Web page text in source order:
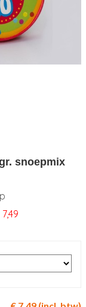
snoepmix